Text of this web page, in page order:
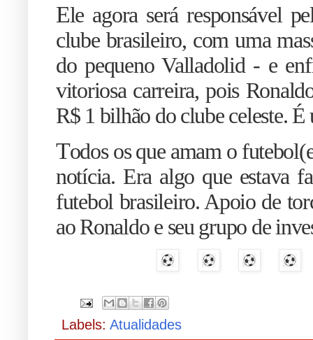
Ele agora será responsável
clube brasileiro, com uma
do pequeno Valladolid - e
vitoriosa carreira, pois
R$ 1 bilhão do clube celeste.
Todos os que amam o
notícia. Era algo que estava
futebol brasileiro. Apoio de
ao Ronaldo e seu grupo de
Labels: Atualidades